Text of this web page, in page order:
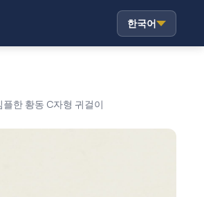
한국어
플한 황동 C자형 귀걸이